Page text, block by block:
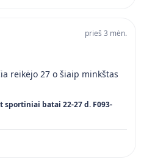
prieš 3 mėn.
reikėjo 27 o šiaip minkštas
sportiniai batai 22-27 d. F093-